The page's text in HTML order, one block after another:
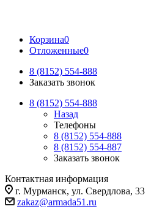
Корзина0
Отложенные0
8 (8152) 554-888
Заказать звонок
8 (8152) 554-888
Назад
Телефоны
8 (8152) 554-888
8 (8152) 554-887
Заказать звонок
Контактная информация
г. Мурманск, ул. Свердлова, 33
zakaz@armada51.ru